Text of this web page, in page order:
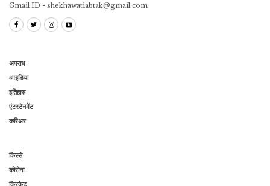
Gmail ID - shekhawatiabtak@gmail.com
अपराध
आइडिया
इतिहास
एंटरटेनमेंट
करिअर
किस्से
कोरोना
क्रिकेट